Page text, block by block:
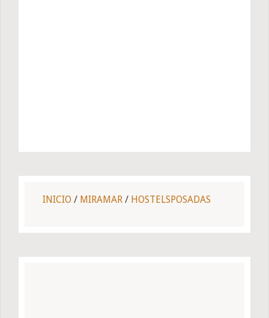
INICIO / MIRAMAR / HOSTELSPOSADAS